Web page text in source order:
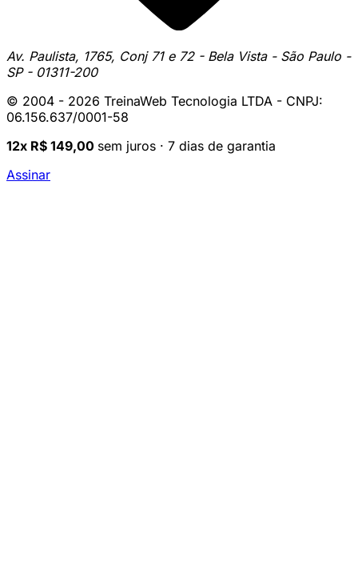
Av. Paulista, 1765, Conj 71 e 72 - Bela Vista - São Paulo -
SP - 01311-200
© 2004 - 2026 TreinaWeb Tecnologia LTDA - CNPJ:
06.156.637/0001-58
12x R$ 149,00 sem juros · 7 dias de garantia
Assinar